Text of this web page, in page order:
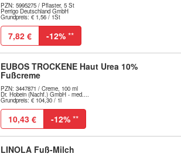
PZN: 5995275 / Pflaster, 5 St
Perrigo Deutschland GmbH
Grundpreis: € 1,56 / 1St
7,82 € -12% **
EUBOS TROCKENE Haut Urea 10%
Fußcreme
PZN: 3447871 / Creme, 100 ml
Dr. Hobein (Nachf.) GmbH - med....
Grundpreis: € 104,30 / 1l
10,43 € -12% **
LINOLA Fuß-Milch